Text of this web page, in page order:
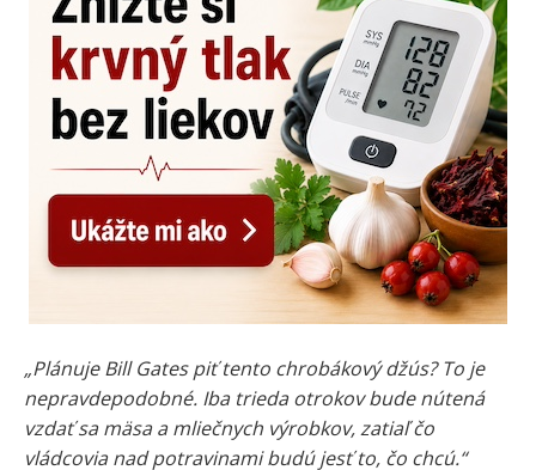
„Plánuje Bill Gates piť tento chrobákový džús? To je
nepravdepodobné. Iba trieda otrokov bude nútená
vzdať sa mäsa a mliečnych výrobkov, zatiaľ čo
vládcovia nad potravinami budú jesť to, čo chcú.“